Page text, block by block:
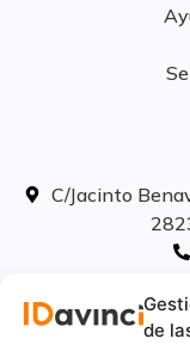
de
C/Jacinto